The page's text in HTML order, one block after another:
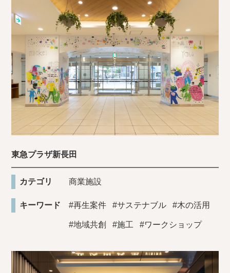
東急プラザ新長田
カテゴリ 商業施設
キーワード #再生案件 #サステナブル #木の活用
#地域共創 #施工 #ワークショップ